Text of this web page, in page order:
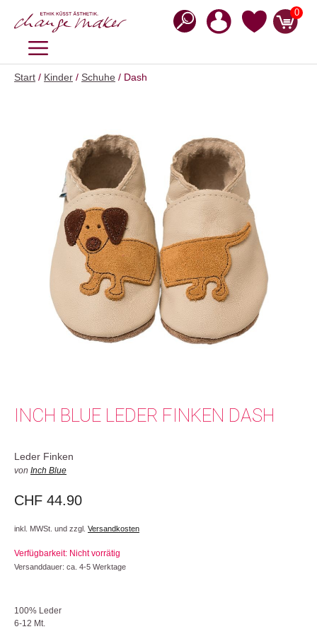
Inhalt
0
MENÜ
Start / Kinder / Schuhe / Dash
INCH BLUE LEDER FINKEN DASH
Leder Finken
von Inch Blue
CHF 44.90
inkl. MWSt. und zzgl. Versandkosten
Verfügbarkeit: Nicht vorrätig
Versanddauer: ca. 4-5 Werktage
100% Leder
6-12 Mt.